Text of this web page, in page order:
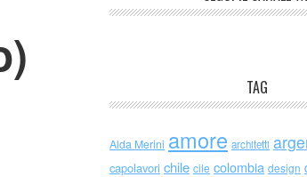
TAG
Alda Merini amore architetti
capolavori chile cile colombia design